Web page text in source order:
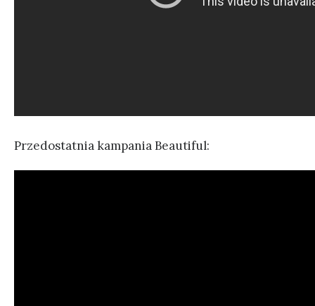
Przedostatnia kampania Beautiful: